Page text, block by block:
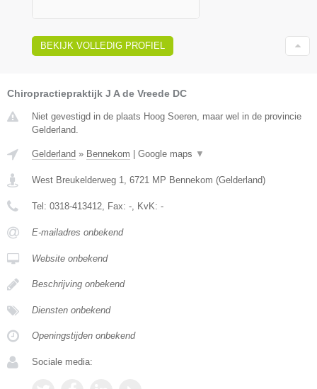
BEKIJK VOLLEDIG PROFIEL
Chiropractiepraktijk J A de Vreede DC
Niet gevestigd in de plaats Hoog Soeren, maar wel in de provincie
Gelderland.
Gelderland » Bennekom Google maps ▼
West Breukelderweg 1 6721 MP Bennekom (Gelderland)
Tel: 0318-413412 , Fax: - , KvK: -
E-mailadres onbekend
Website onbekend
Beschrijving onbekend
Diensten onbekend
Openingstijden onbekend
Sociale media: